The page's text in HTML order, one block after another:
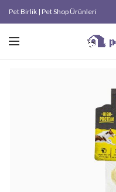
Pet Birlik | Pet Shop Ürünleri